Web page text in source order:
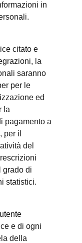
in
citato e
la
saranno
per le
ed
la
pagamento a
per il
del
grado di
statistici.
e di ogni
della